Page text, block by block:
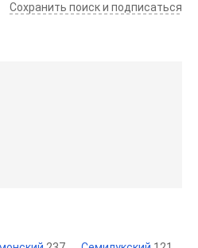
Сохранить поиск и подписаться